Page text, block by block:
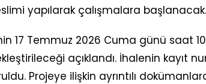
yapılarak çalışmalara başlanacak.
17 Temmuz 2026 Cuma günü saat
açıklandı. İhalenin kayıt
Projeye ilişkin ayrıntılı